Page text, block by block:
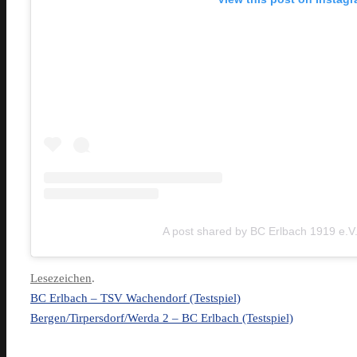
A post shared by BC Erlbach 1919
Lesezeichen.
BC Erlbach – TSV Wachendorf (Testspiel)
Bergen/Tirpersdorf/Werda 2 – BC Erlbach (Testspiel)